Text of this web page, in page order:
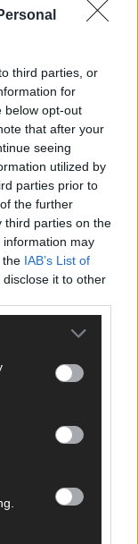
third parties, or
for
below opt-out
that after your
seeing
utilized by
parties prior to
the further
third parties on the
information may
the IAB’s List of
it to other